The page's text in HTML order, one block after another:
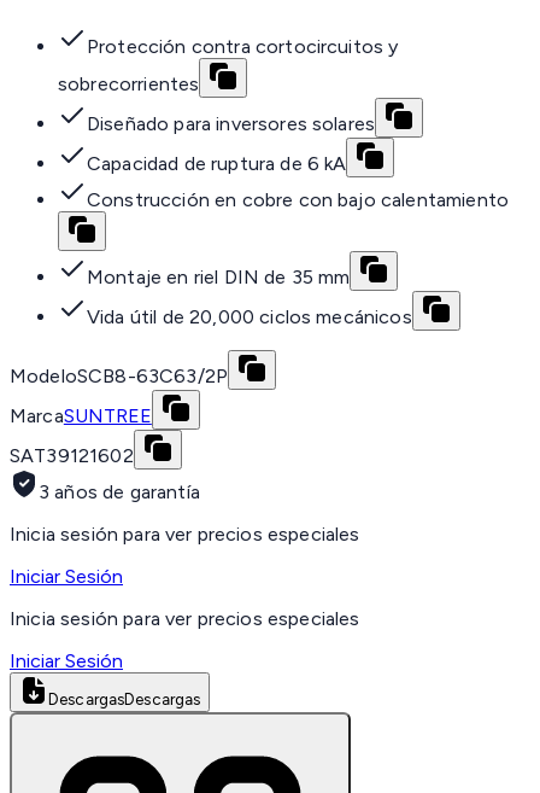
Protección contra cortocircuitos y
sobrecorrientes
Diseñado para inversores solares
Capacidad de ruptura de 6 kA
Construcción en cobre con bajo calentamiento
Montaje en riel DIN de 35 mm
Vida útil de 20,000 ciclos mecánicos
ModeloSCB8-63C63/2P
MarcaSUNTREE
SAT39121602
3 años de garantía
Inicia sesión para ver precios especiales
Iniciar Sesión
Inicia sesión para ver precios especiales
Iniciar Sesión
DescargasDescargas